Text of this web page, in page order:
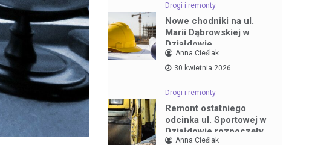
Drogi i remonty
Nowe chodniki na ul.
Marii Dąbrowskiej w
Działdowie
Anna Cieślak
30 kwietnia 2026
Drogi i remonty
Remont ostatniego
odcinka ul. Sportowej w
Działdowie rozpoczęty
Anna Cieślak